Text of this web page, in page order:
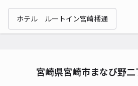
ホテル ルートイン宮崎橘通
宮崎県宮崎市まなび野